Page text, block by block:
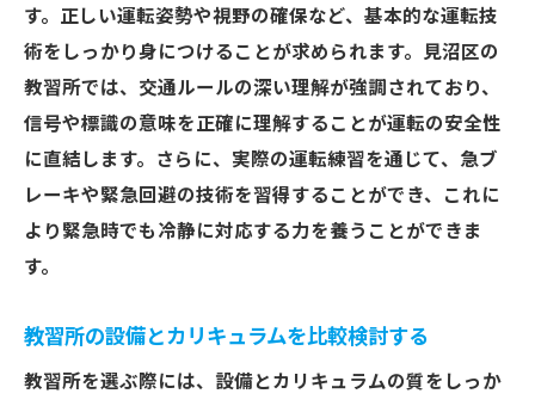
安全運転の基礎をしっかりマスター
免許取得後に役立つドライビングヒント
教習所選びがもたらす長期的なメリット
快適ドライブのための心構え
プロが教える見沼区の教習所の選び方
教習所選びに欠かせないプロの視点
見沼区での教習所選びの裏技
す。正しい運転姿勢や視野の確保など、基本的な運転技
術をしっかり身につけることが求められます。見沼区の
教習所では、交通ルールの深い理解が強調されており、
信号や標識の意味を正確に理解することが運転の安全性
に直結します。さらに、実際の運転練習を通じて、急ブ
レーキや緊急回避の技術を習得することができ、これに
より緊急時でも冷静に対応する力を養うことができま
す。
教習所の設備とカリキュラムを比較検討する
教習所を選ぶ際には、設備とカリキュラムの質をしっか